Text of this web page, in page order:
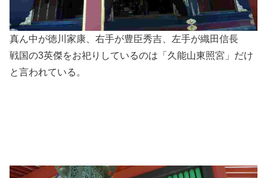
真ん中が徳川家康、右手が豊臣秀吉、左手が織田信長
戦国の3英傑をお祀りしているのは「久能山東照宮」だけ
と言われている。